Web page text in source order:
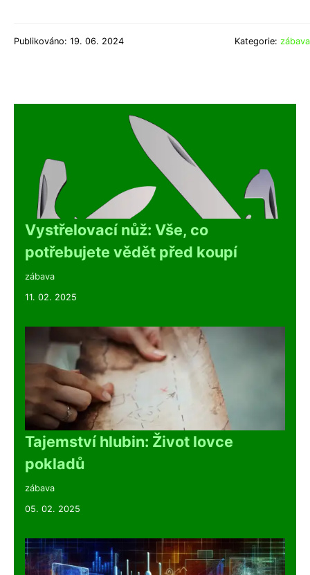
Publikováno: 19. 06. 2024 Kategorie: zábava
Vystřelovací nůž: Vše, co
potřebujete vědět před koupí
zábava
11. 02. 2025
Tajemství hlubin: Život lovce
pokladů
zábava
05. 02. 2025